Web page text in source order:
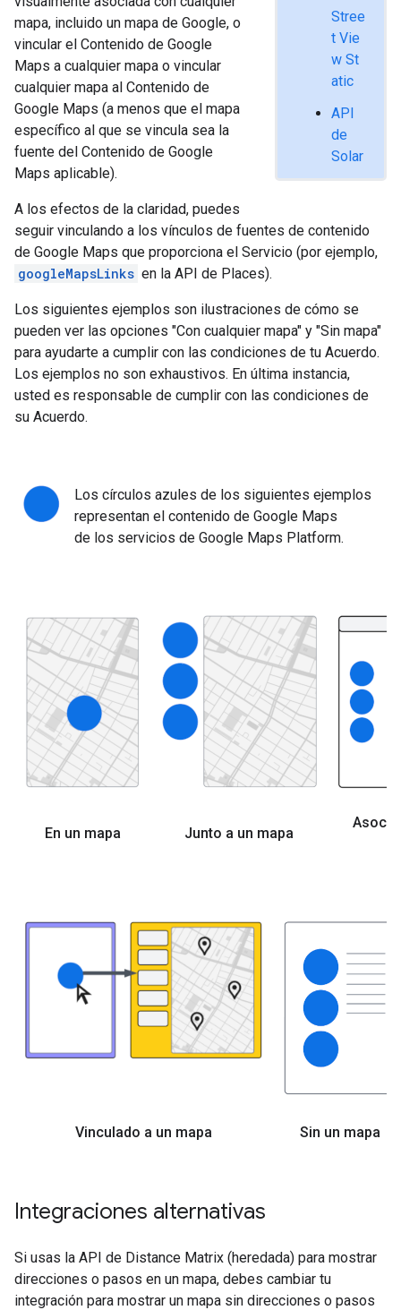
Stree
t Vie
w St
atic
API
de
Solar
mapa, incluido un mapa de Google, o
vincular el Contenido de Google
Maps a cualquier mapa o vincular
cualquier mapa al Contenido de
Google Maps (a menos que el mapa
específico al que se vincula sea la
fuente del Contenido de Google
Maps aplicable).
A los efectos de la claridad, puedes
seguir vinculando a los vínculos de fuentes de contenido
de Google Maps que proporciona el Servicio (por ejemplo,
googleMapsLinks en la API de Places).
Los siguientes ejemplos son ilustraciones de cómo se
pueden ver las opciones "Con cualquier mapa" y "Sin mapa"
para ayudarte a cumplir con las condiciones de tu Acuerdo.
Los ejemplos no son exhaustivos. En última instancia,
usted es responsable de cumplir con las condiciones de
su Acuerdo.
Los círculos azules de los siguientes ejemplos
representan el contenido de Google Maps
de los servicios de Google Maps Platform.
En un mapa Junto a un mapa
Vinculado a un mapa Sin un mapa
Integraciones alternativas
Si usas la API de Distance Matrix (heredada) para mostrar
direcciones o pasos en un mapa, debes cambiar tu
integración para mostrar un mapa sin direcciones o pasos